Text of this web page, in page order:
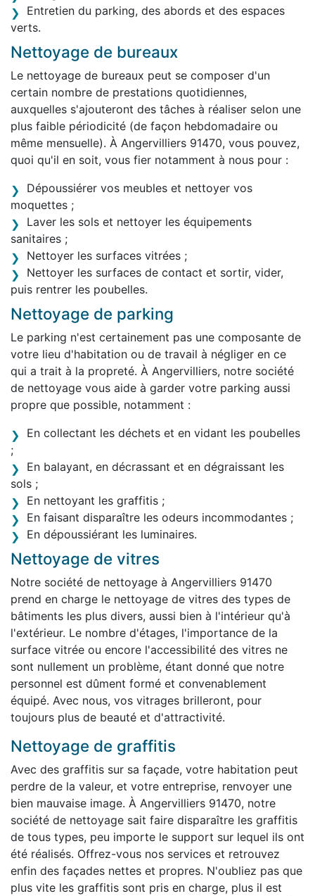
Entretien du parking, des abords et des espaces
verts.
Nettoyage de bureaux
Le nettoyage de bureaux peut se composer d'un
certain nombre de prestations quotidiennes,
auxquelles s'ajouteront des tâches à réaliser selon une
plus faible périodicité (de façon hebdomadaire ou
même mensuelle). À Angervilliers 91470, vous pouvez,
quoi qu'il en soit, vous fier notamment à nous pour :
Dépoussiérer vos meubles et nettoyer vos
moquettes ;
Laver les sols et nettoyer les équipements
sanitaires ;
Nettoyer les surfaces vitrées ;
Nettoyer les surfaces de contact et sortir, vider,
puis rentrer les poubelles.
Nettoyage de parking
Le parking n'est certainement pas une composante de
votre lieu d'habitation ou de travail à négliger en ce
qui a trait à la propreté. À Angervilliers, notre société
de nettoyage vous aide à garder votre parking aussi
propre que possible, notamment :
En collectant les déchets et en vidant les poubelles
;
En balayant, en décrassant et en dégraissant les
sols ;
En nettoyant les graffitis ;
En faisant disparaître les odeurs incommodantes ;
En dépoussiérant les luminaires.
Nettoyage de vitres
Notre société de nettoyage à Angervilliers 91470
prend en charge le nettoyage de vitres des types de
bâtiments les plus divers, aussi bien à l'intérieur qu'à
l'extérieur. Le nombre d'étages, l'importance de la
surface vitrée ou encore l'accessibilité des vitres ne
sont nullement un problème, étant donné que notre
personnel est dûment formé et convenablement
équipé. Avec nous, vos vitrages brilleront, pour
toujours plus de beauté et d'attractivité.
Nettoyage de graffitis
Avec des graffitis sur sa façade, votre habitation peut
perdre de la valeur, et votre entreprise, renvoyer une
bien mauvaise image. À Angervilliers 91470, notre
société de nettoyage sait faire disparaître les graffitis
de tous types, peu importe le support sur lequel ils ont
été réalisés. Offrez-vous nos services et retrouvez
enfin des façades nettes et propres. N'oubliez pas que
plus vite les graffitis sont pris en charge, plus il est